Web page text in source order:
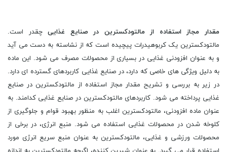
مقدار مجاز استفاده از مالتودکسترین در صنایع غذاییچقدر است.
مالتودکسترین یک کربوهیدرات پیچیده است که از نشاسته به دست می آید
و به عنوان افزودنی غذایی در بسیاری از محصولات مصرف می شود. این ماده
به دلیل ویژگی های خاصی که دارد، در صنایع غذایی کاربردهای گسترده ای دارد.
در زیر به بررسی و تشریح مقدار مجاز استفاده از مالتودکسترین در صنایع
غذایی پرداخته می شود. کاربردهای مالتودکسترین در صنایع غذایی کدامند. به
عنوان ماده افزودنی، مالتودکسترین اغلب به منظور بهبود قوام و جلوگیری از
کلوخه شدن در محصولات غذایی استفاده می شود. منبع انرژی، در برخی از
محصولات ورزشی و غذایی، مالتودکسترین به عنوان منبع سریع انرژی مورد